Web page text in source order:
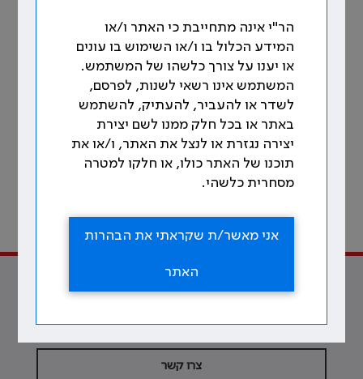
* הסכומים נכונים לתאריך 1.1.2003.
הר"י אינה מתחייבת כי האתר ו/או
המידע הכלול בו ו/או השימוש בו עונים
או יענו על צורך כלשהו של המשתמש.
המשתמש אינו רשאי לשנות, לפרסם,
לשדר או להעביר, להעתיק, להשתמש
באתר או בכל חלק ממנו לשם יצירת
יצירה נגזרת או לנצל את האתר, ו/או את
תוכנו של האתר כולו, או חלקו למטרה
מסחרית כלשהי.
אני מאשר/ת שקראתי את הבהרות
האתר
למען הרופאות והרופאים ולטובת
צרו קשר